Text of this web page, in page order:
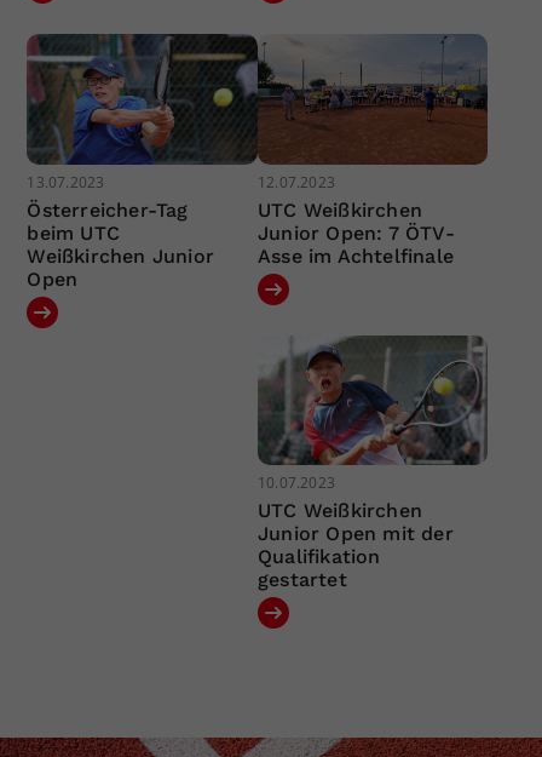
13.07.2023
Österreicher-Tag
beim UTC
Weißkirchen Junior
Open
12.07.2023
UTC Weißkirchen
Junior Open: 7 ÖTV-
Asse im Achtelfinale
10.07.2023
UTC Weißkirchen
Junior Open mit der
Qualifikation
gestartet